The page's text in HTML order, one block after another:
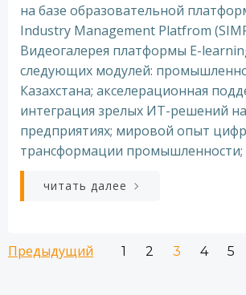
на базе образовательной
Industry Management Platfrom
Видеогалерея платформы E-
следующих модулей:
Казахстана; акселерационная
интеграция зрелых ИТ-решений на
предприятиях; мировой опыт
трансформации
читать далее
Навигация
Предыдущий Страница
1 Страница
2 Страница
3 4 5